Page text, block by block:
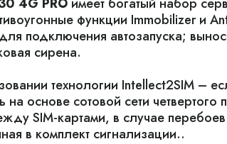
функции Immobilizer и
подключения автозапуска;
сирена.
технологии Intellect2SIM –
основе сотовой сети четвертого
SIM-картами, в случае
в комплект сигнализации..